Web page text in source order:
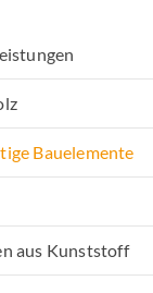
Bauelemente
aus Kunststoff